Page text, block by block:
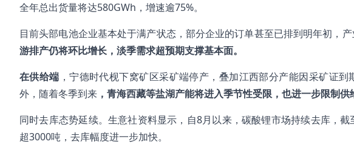
全年总出货量将达580GWh，增速逾75%。
目前头部电池企业基本处于满产状态，部分企业的订单甚至已排到明年初，
游排产仍将环比增长，淡季需求超预期支撑基本面。
在供给端 ，宁德时代枧下窝矿区采矿端停产，叠加江西部分产能因采矿证
外，随着冬季到来 ，青海西藏等盐湖产能将进入季节性受限，也进一步限制供
同时去库态势延续。生意社资料显示，自8月以来，碳酸锂市场持续去库，
超3000吨，去库幅度进一步加快。